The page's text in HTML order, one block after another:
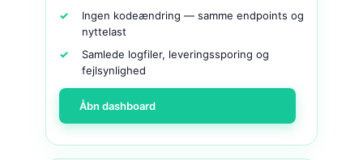
Ingen kodeændring — samme endpoints og
nyttelast
Samlede logfiler, leveringssporing og
fejlsynlighed
Åbn dashboard